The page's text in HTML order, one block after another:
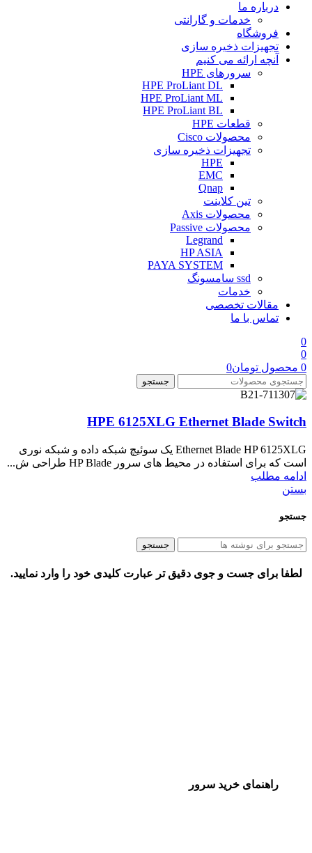
درباره ما
خدمات و گارانتی
فروشگاه
تجهیزات ذخیره سازی
آنچه ارائه می کنیم
سرورهای HPE
HPE ProLiant DL
HPE ProLiant ML
HPE ProLiant BL
قطعات HPE
محصولات Cisco
تجهیزات ذخیره سازی
HPE
EMC
Qnap
تین کلاینت
محصولات Axis
محصولات Passive
Legrand
HP ASIA
PAYA SYSTEM
ssd سامسونگ
خدمات
مقالات تخصصی
تماس با ما
0
0
0 محصول تومان0
جستجو
HPE 6125XLG Ethernet Blade Switch
Ethernet Blade HP 6125XLG یک سوئیچ شبکه داده و شبکه نوری
است که برای استفاده در محیط های سرور HP Blade طراحی ش...
ادامه مطلب
بستن
جستجو
جستجو
لطفا برای جست و جوی دقیق تر عبارت کلیدی خود را وارد نمایید.
راهنمای خرید سرور